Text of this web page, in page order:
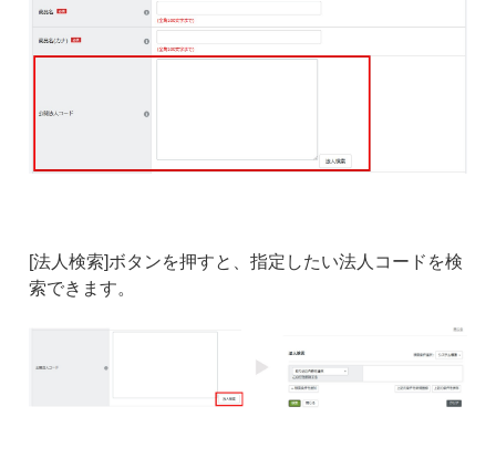
[法人検索]ボタンを押すと、指定したい法人コードを検
索できます。